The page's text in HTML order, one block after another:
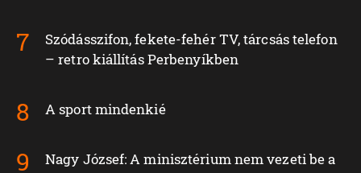
Szódásszifon, fekete-fehér TV, tárcsás telefon
– retro kiállítás Perbenyíkben
A sport mindenkié
Nagy József: A minisztérium nem vezeti be a